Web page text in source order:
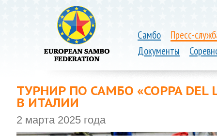
Самбо
Пресс-
Документы
ТУРНИР ПО САМБО «COPPA
В ИТАЛИИ
2 марта 2025 года